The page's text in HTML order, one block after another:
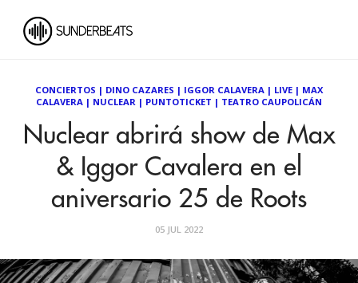
CONCIERTOS | DINO CAZARES | IGGOR CALAVERA | LIVE | MAX
CALAVERA | NUCLEAR | PUNTOTICKET | TEATRO CAUPOLICÁN
Nuclear abrirá show de Max
& Iggor Cavalera en el
aniversario 25 de Roots
05 JUL 2022